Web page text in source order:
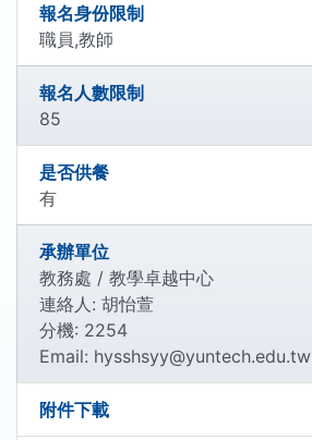
報名身份限制
職員,教師
報名人數限制
85
是否供餐
有
承辦單位
教務處 / 教學卓越中心
連絡人: 胡怡萱
分機: 2254
Email: hysshsyy@yuntech.edu.tw
附件下載